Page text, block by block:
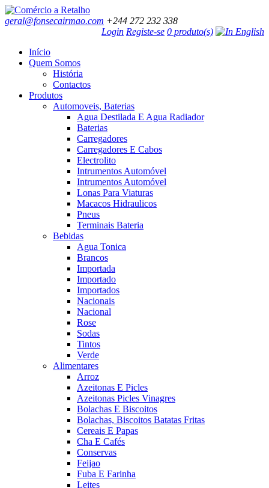
geral@fonsecairmao.com +244 272 232 338
Login Registe-se 0 produto(s)
Início
Quem Somos
História
Contactos
Produtos
Automoveis, Baterias
Agua Destilada E Agua Radiador
Baterias
Carregadores
Carregadores E Cabos
Electrolito
Intrumentos Automóvel
Intrumentos Automóvel
Lonas Para Viaturas
Macacos Hidraulicos
Pneus
Terminais Bateria
Bebidas
Agua Tonica
Brancos
Importada
Importado
Importados
Nacionais
Nacional
Rose
Sodas
Tintos
Verde
Alimentares
Arroz
Azeitonas E Picles
Azeitonas Picles Vinagres
Bolachas E Biscoitos
Bolachas, Biscoitos Batatas Fritas
Cereais E Papas
Cha E Cafés
Conservas
Feijao
Fuba E Farinha
Leites